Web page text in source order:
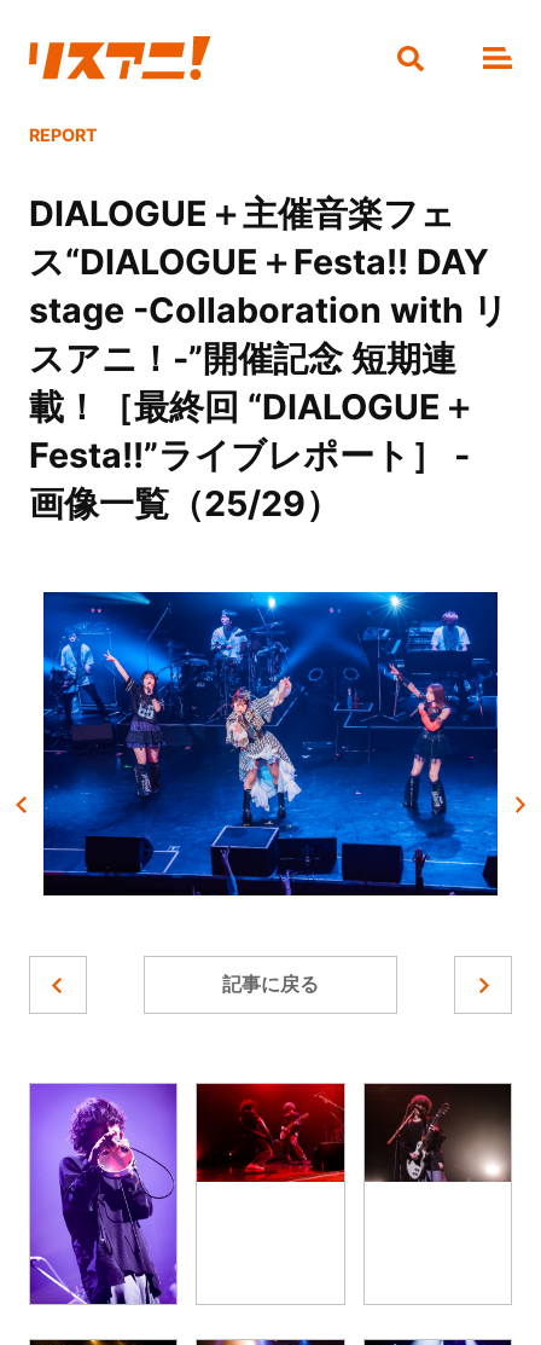
REPORT
DIALOGUE＋主催音楽フェ
ス“DIALOGUE＋Festa!! DAY
stage -Collaboration with リ
スアニ！-”開催記念 短期連
載！［最終回 “DIALOGUE＋
Festa!!”ライブレポート］ -
画像一覧（25/29）
記事に戻る